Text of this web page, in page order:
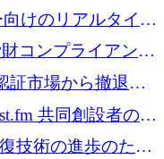
・プリル氏
けのリアルタイム
を構築するために
を調達
コンプライアンス
400 万ドルを調達
証市場から撤退す
ポンドのプレシ
共同創設者の支
技術の進歩のため